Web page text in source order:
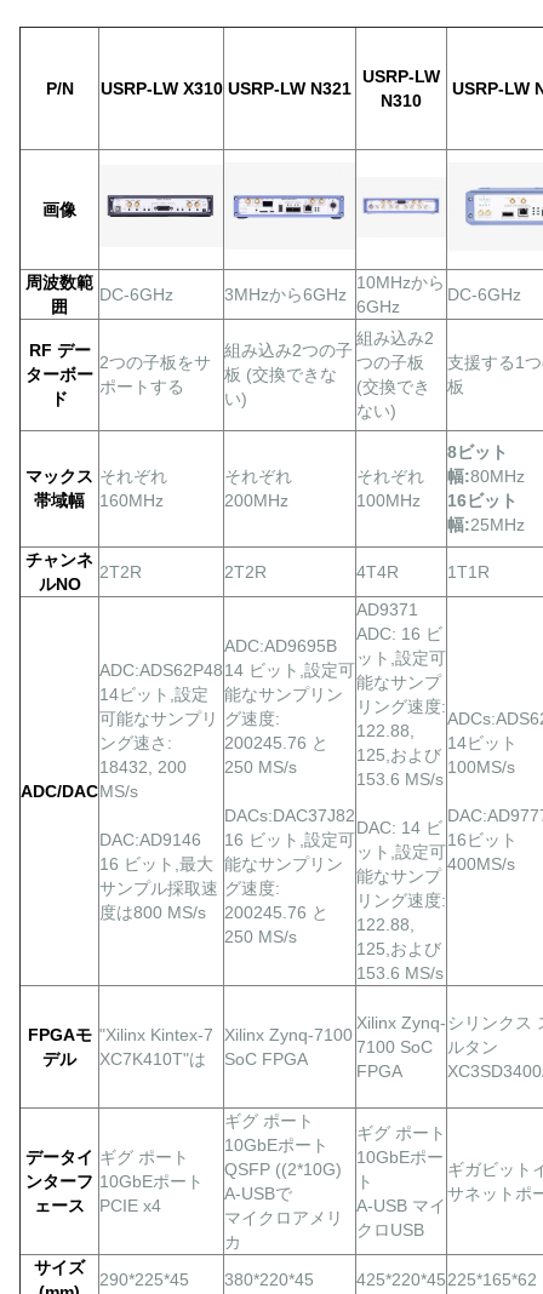
P/N USRP-LW X310 USRP-LW N321
USRP-LW
N310
USRP-LW
画像
周波数範
囲
DC-6GHz 3MHzから6GHz
10MHzから
6GHz
DC-6GHz
RF デー
ターボー
ド
2つの子板をサ
ポートする
組み込み2つの子
板 (交換できな
い)
組み込み2
つの子板
(交換でき
ない)
支援する1
板
マックス
帯域幅
それぞれ
160MHz
それぞれ
200MHz
それぞれ
100MHz
8ビット
幅:80MHz
16ビット
幅:25MHz
チャンネ
ルNO
2T2R 2T2R 4T4R 1T1R
ADC/DAC
ADC:ADS62P48
14ビット,設定
可能なサンプリ
ング速さ:
18432, 200
MS/s
DAC:AD9146
16 ビット,最大
サンプル採取速
度は800 MS/s
ADC:AD9695B
14 ビット,設定可
能なサンプリン
グ速度:
200245.76 と
250 MS/s
DACs:DAC37J82
16 ビット,設定可
能なサンプリン
グ速度:
200245.76 と
250 MS/s
AD9371
ADC: 16 ビ
ット,設定可
能なサンプ
リング速度:
122.88,
125,および
153.6 MS/s
DAC: 14 ビ
ット,設定可
能なサンプ
リング速度:
122.88,
125,および
153.6 MS/s
14ビット
100MS/s
16ビット
400MS/s
FPGAモ
デル
"Xilinx Kintex-7
XC7K410T"は
Xilinx Zynq-7100
SoC FPGA
Xilinx Zynq-
7100 SoC
FPGA
シリンクス
ルタン
データイ
ンターフ
ェース
ギグ ポート
10GbEポート
PCIE x4
ギグ ポート
10GbEポート
QSFP ((2*10G)
A-USBで
マイクロアメリ
カ
ギグ ポート
10GbEポー
ト
A-USB マイ
クロUSB
ギガビット
サネットポ
サイズ
290*225*45 380*220*45 425*220*45225*165*62